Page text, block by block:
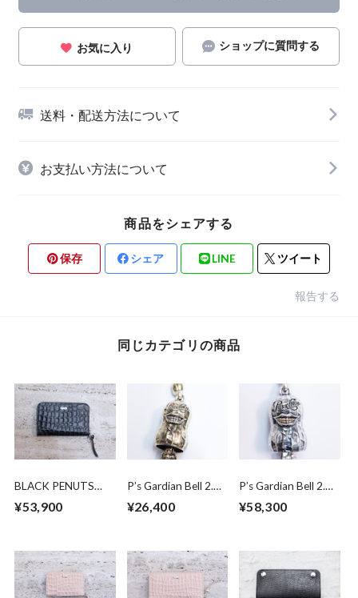
お気に入り ショップに質問する
送料・配送方法について
お支払い方法について
商品をシェアする
保存 シェア LINE ツイート
報告する
同じカテゴリの商品
BLACK PENUTS
(HP限定発売)
¥53,900
P’s Gardian Bell 2.
¥26,400
P’s Gardian Bell 2.
¥58,300